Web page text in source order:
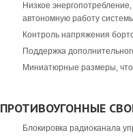
Низкое
автономную работу
Контроль напряжения
Поддержка
Миниатюрные размеры,
ПРОТИВОУГОННЫЕ
Блокировка радиоканала